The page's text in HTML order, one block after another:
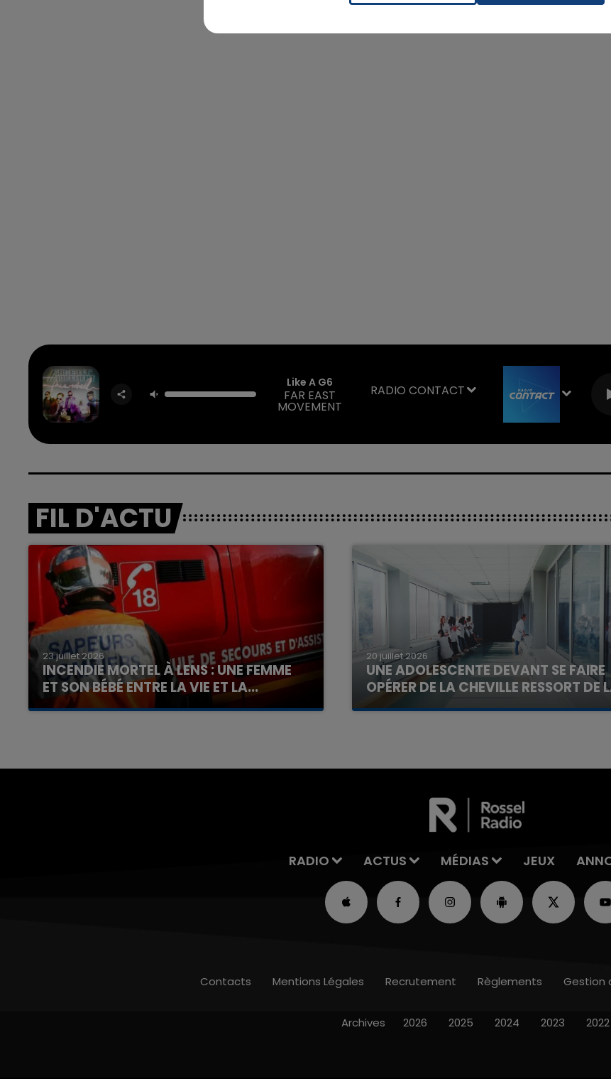
Like A G6
FAR EAST
MOVEMENT
RADIO CONTACT
FIL D'ACTU
23 juillet 2026
INCENDIE MORTEL À LENS : UNE FEMME
ET SON BÉBÉ ENTRE LA VIE ET LA...
Un homme s'est immolé par le feu après avoir
20 juillet 2026
UNE ADOLESCENTE DEVANT SE FAIRE
OPÉRER DE LA CHEVILLE RESSORT DE
La famille a porté plainte contre la clinique
RADIO ACTUS MÉDIAS JEUX
Contacts Mentions Légales Recrutement Règlements Gestion
Archives 2026 2025 2024 2023 2022